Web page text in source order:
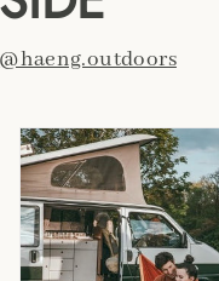
@haeng.outdoors